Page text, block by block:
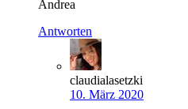
Andrea
Antworten
claudialasetzki
10. März 2020